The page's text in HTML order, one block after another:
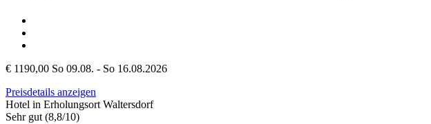
€ 1190,00 So 09.08. - So 16.08.2026
Preisdetails anzeigen
Hotel in Erholungsort Waltersdorf
Sehr gut (8,8/10)